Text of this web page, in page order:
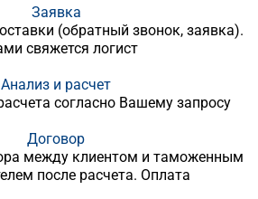
Заявка
(обратный звонок, заявка).
свяжется логист
Анализ и расчет
согласно Вашему запросу
Договор
между клиентом и таможенным
после расчета. Оплата